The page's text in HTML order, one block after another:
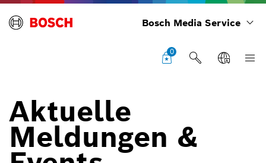
Bosch Media Service
0
Aktuelle
Meldungen &